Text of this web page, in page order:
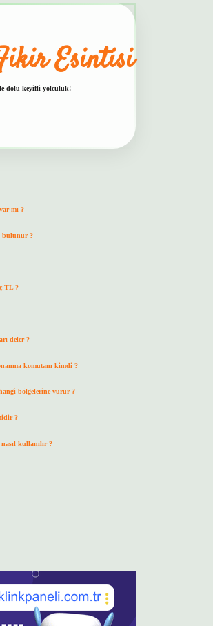
Esintisi
dolu keyifli yolculuk!
mı ?
bulunur ?
TL ?
deler ?
komutanı kimdi ?
bölgelerine vurur ?
?
kullanılır ?